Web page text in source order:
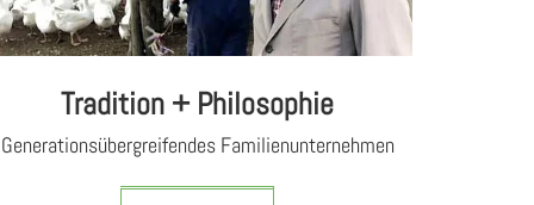
Tradition + Philosophie
Ge­ne­ra­ti­ons­über­grei­fen­des Fa­mi­li­en­un­tern­eh­men